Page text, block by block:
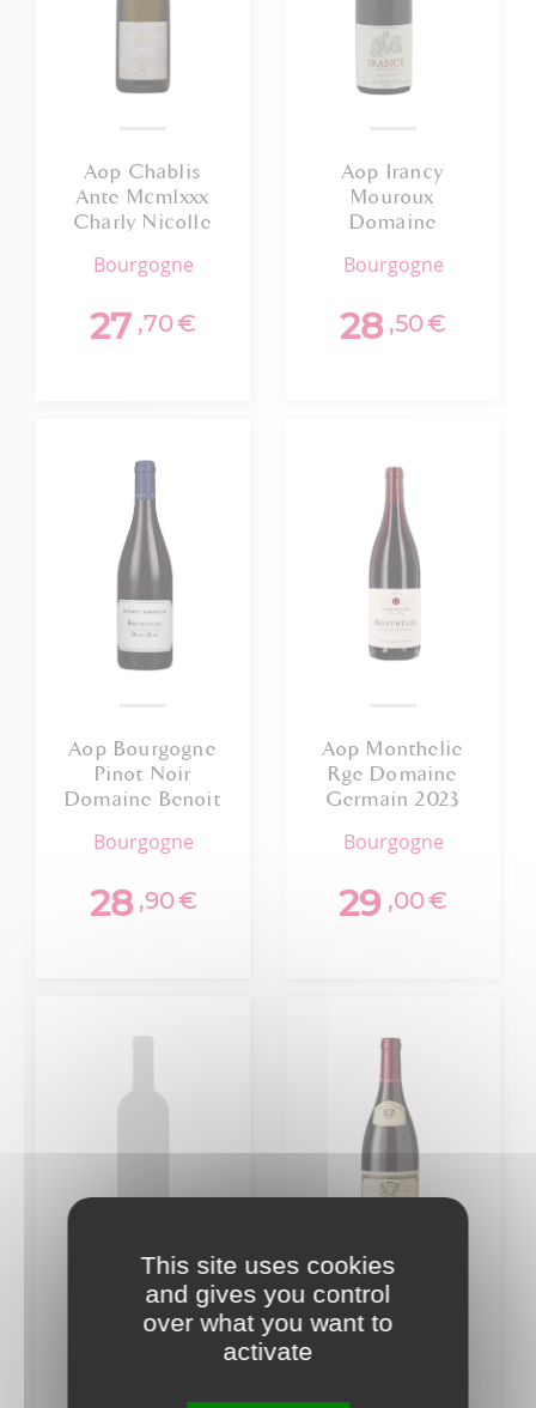
Aop Chablis
Ante Mcmlxxx
Charly Nicolle
bourgogne
27 ,70€
Aop Irancy
Mouroux
Domaine
Charriat 2019
bourgogne
28 ,50€
Aop Bourgogne
Pinot Noir
Domaine Benoit
75cl
bourgogne
28 ,90€
Aop Monthelie
Rge Domaine
Germain 2023
bourgogne
29 ,00€
Aop Macon
Nicolas Maillet
Aop Cote De
This site uses cookies
and gives you control
over what you want to
activate